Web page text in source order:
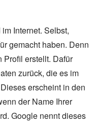
Internet. Selbst,
gemacht haben. Denn
Profil erstellt. Dafür
zurück, die es im
erscheint in den
der Name Ihrer
Google nennt dieses